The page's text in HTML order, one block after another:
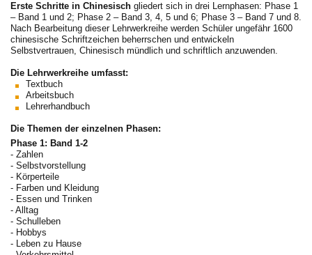
Erste Schritte in Chinesisch gliedert sich in drei Lernphasen: Phase 1
– Band 1 und 2; Phase 2 – Band 3, 4, 5 und 6; Phase 3 – Band 7 und 8.
Nach Bearbeitung dieser Lehrwerkreihe werden Schüler ungefähr 1600
chinesische Schriftzeichen beherrschen und entwickeln
Selbstvertrauen, Chinesisch mündlich und schriftlich anzuwenden.
Die Lehrwerkreihe umfasst:
Textbuch
Arbeitsbuch
Lehrerhandbuch
Die Themen der einzelnen Phasen:
Phase 1: Band 1-2
- Zahlen
- Selbstvorstellung
- Körperteile
- Farben und Kleidung
- Essen und Trinken
- Alltag
- Schulleben
- Hobbys
- Leben zu Hause